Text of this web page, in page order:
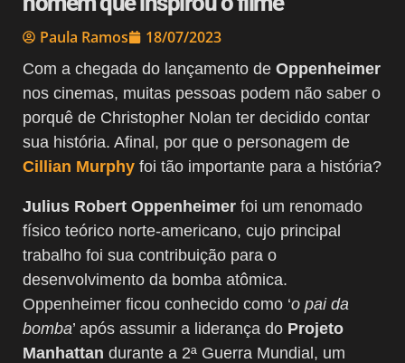
Paula Ramos 18/07/2023
Com a chegada do lançamento de Oppenheimer
nos cinemas, muitas pessoas podem não saber o
porquê de Christopher Nolan ter decidido contar
sua história. Afinal, por que o personagem de
Cillian Murphy foi tão importante para a história?
Julius Robert Oppenheimer foi um renomado
físico teórico norte-americano, cujo principal
trabalho foi sua contribuição para o
desenvolvimento da bomba atômica.
Oppenheimer ficou conhecido como ‘o pai da
bomba’ após assumir a liderança do Projeto
Manhattan durante a 2ª Guerra Mundial, um